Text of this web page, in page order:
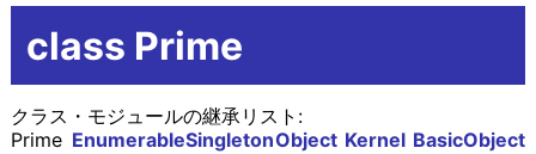
class Prime
クラス・モジュールの継承リスト:
BasicObject
Kernel
Object
Singleton
Enumerable
Prime